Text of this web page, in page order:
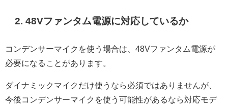
2. 48Vファンタム電源に対応しているか
コンデンサーマイクを使う場合は、48Vファンタム電源が
必要になることがあります。
ダイナミックマイクだけ使うなら必須ではありませんが、
今後コンデンサーマイクを使う可能性があるなら対応モデ